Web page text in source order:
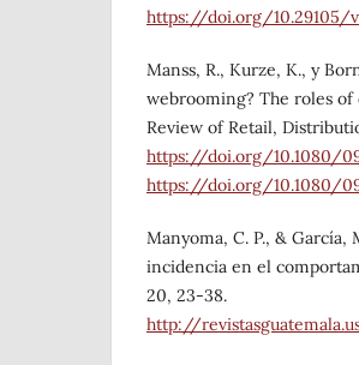
https://doi.org/10.29105/
Manss, R., Kurze, K., y
webrooming? The roles
Review of Retail,
https://doi.org/10.1080/
https://doi.org/10.1080/
Manyoma, C. P., & García,
incidencia en el
20, 23-38.
http://